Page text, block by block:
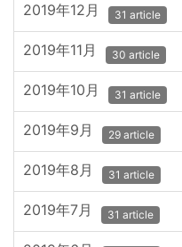
2019年12月 31 article
2019年11月 30 article
2019年10月 31 article
2019年9月 29 article
2019年8月 31 article
2019年7月 31 article